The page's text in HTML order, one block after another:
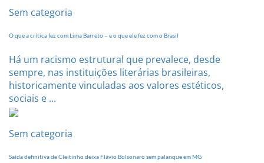
Sem categoria
O que a crítica fez com Lima Barreto – e o que ele fez com o Brasil
Há um racismo estrutural que prevalece, desde
sempre, nas instituições literárias brasileiras,
historicamente vinculadas aos valores estéticos,
sociais e ...
Sem categoria
Saída definitiva de Cleitinho deixa Flávio Bolsonaro sem palanque em MG